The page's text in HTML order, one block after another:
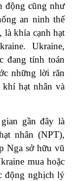
động cũng như
an ninh thế
là khía cạnh hạt
Ukraine,
đang tính toán
những lời răn
hạt nhân và
gần đây là
nhân (NPT),
Nga sở hữu vũ
mua hoặc
động nghịch lý